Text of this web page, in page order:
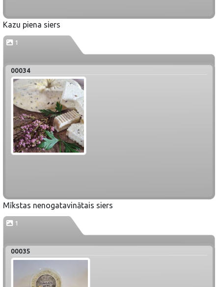
Kazu piena siers
1
00034
Mīkstas nenogatavinātais siers
1
00035